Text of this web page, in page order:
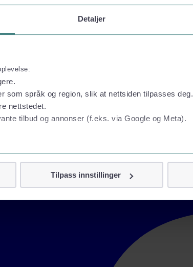
Detaljer
som språk og region, slik at nettsiden tilpasses deg.
nettstedet.
tilbud og annonser (f.eks. via Google og Meta).
Tilpass innstillinger